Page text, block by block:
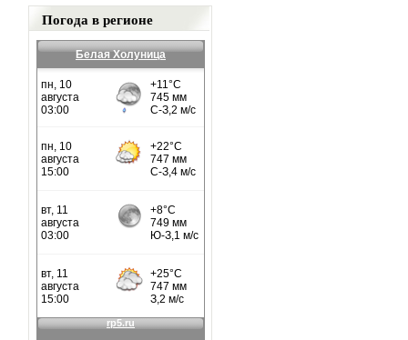
Погода в регионе
Белая Холуница